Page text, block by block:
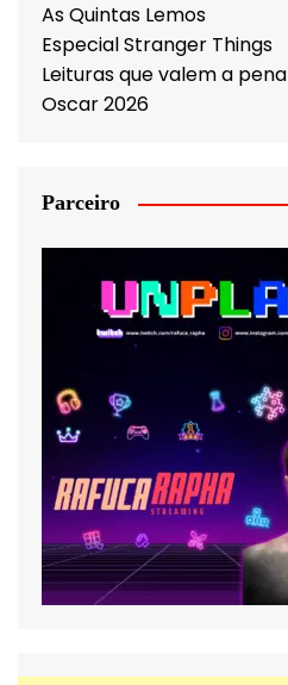
As Quintas Lemos
Especial Stranger Things
Leituras que valem a pena
Oscar 2026
Parceiro